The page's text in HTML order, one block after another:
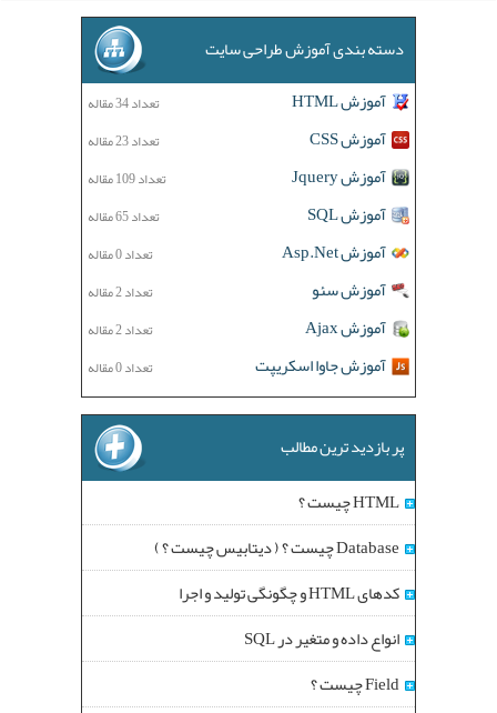
دسته بندی آموزش طراحی سایت
آموزش HTML
تعداد 34 مقاله
آموزش CSS تعداد 23 مقاله
آموزش Jquery تعداد 109 مقاله
آموزش SQL تعداد 65 مقاله
آموزش Asp.Net تعداد 0 مقاله
آموزش سئو تعداد 2 مقاله
آموزش Ajax تعداد 2 مقاله
آموزش جاوا اسکریپت تعداد 0 مقاله
پر بازدید ترین مطالب
HTML چیست ؟
Database چیست ؟ ( دیتابیس چیست ؟ )
کدهای HTML و چگونگی تولید و اجرا
انواع داده و متغیر در SQL
Field چیست ؟